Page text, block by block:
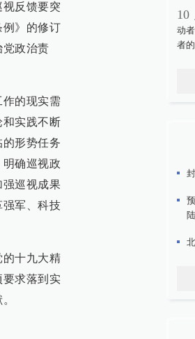
反馈要突
例》的修订
党政治责
的现实需
和实践不断
形势任务
确巡视政
强巡视成果
强军、科技
的十九大精
要求落到实
10
动
者
陆